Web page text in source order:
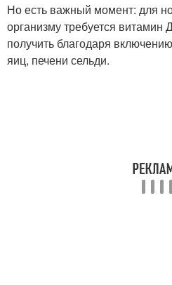
Но есть важный момент: для
организму требуется
получить благодаря
яиц, печени сельди.